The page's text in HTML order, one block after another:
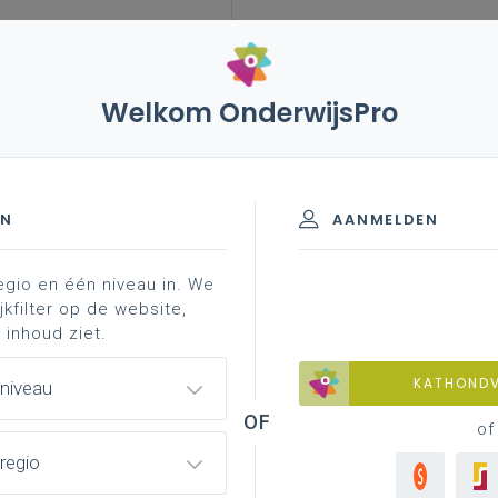
vragen
leerlingenvervoer
leerlingenvervoer
Welkom OnderwijsPro
AANMELDEN
of
en één niveau in. We
op de website,
ziet.